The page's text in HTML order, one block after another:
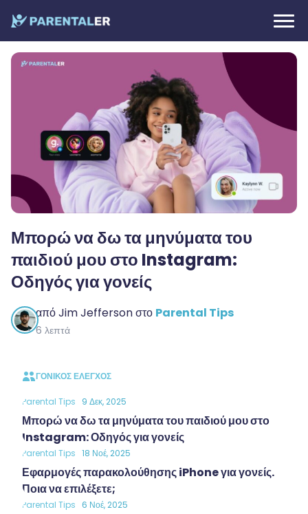
Μπορώ να δω τα μηνύματα του
παιδιού μου στο Instagram:
Οδηγός για γονείς
απόJim Jeffersonστο Parental Tips
6 λεπτά
ΓΟΝΙΚΌΣ ΈΛΕΓΧΟΣ
Parental Tips 9 Δεκ, 2025
Μπορώ να δω τα μηνύματα του παιδιού μου στο
Instagram: Οδηγός για γονείς
Parental Tips 18 Νοέ, 2025
Εφαρμογές παρακολούθησης iPhone για γονείς.
Ποια να επιλέξετε;
Parental Tips 6 Νοέ, 2025